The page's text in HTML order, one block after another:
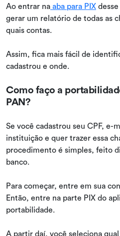
Ao entrar na aba para PIX
gerar um relatório de todas as
quais contas.
Assim, fica mais fácil de
cadastrou e onde.
Como faço a
PAN?
Se você cadastrou seu CPF, e-
instituição e quer trazer essa
procedimento é simples, feito
banco.
Para começar, entre em sua
Então, entre na parte PIX do
portabilidade.
A partir daí, você seleciona